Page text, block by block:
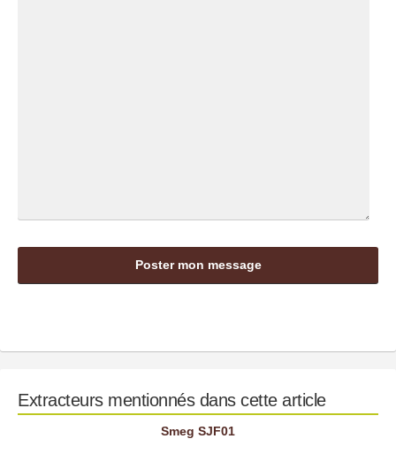
Extracteurs mentionnés dans cette article
Smeg SJF01